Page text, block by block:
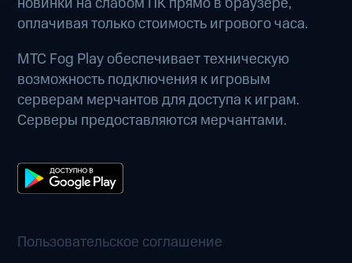
оплачивая только стоимость игрового часа.
МТС Fog Play обеспечивает техническую
возможность подключения к игровым
серверам мерчантов для доступа к играм.
Серверы предоставляются мерчантами.
Пользовательское соглашение